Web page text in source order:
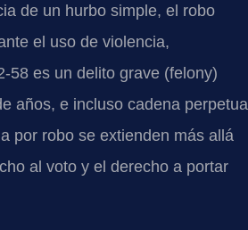
de un hurbo simple, el robo
el uso de violencia,
58 es un delito grave (felony)
años, e incluso cadena perpetua
por robo se extienden más allá
al voto y el derecho a portar